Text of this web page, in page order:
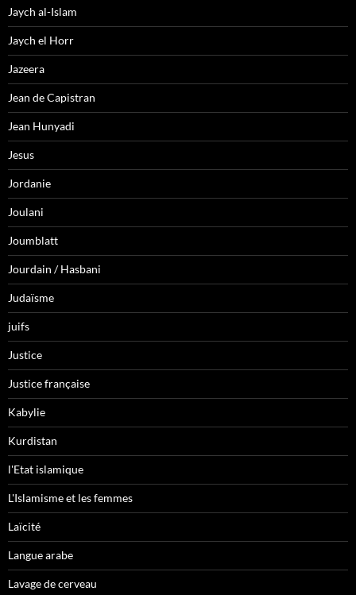
Jaych al-Islam
Jaych el Horr
Jazeera
Jean de Capistran
Jean Hunyadi
Jesus
Jordanie
Joulani
Joumblatt
Jourdain / Hasbani
Judaïsme
juifs
Justice
Justice française
Kabylie
Kurdistan
l'Etat islamique
L'Islamisme et les femmes
Laïcité
Langue arabe
Lavage de cerveau